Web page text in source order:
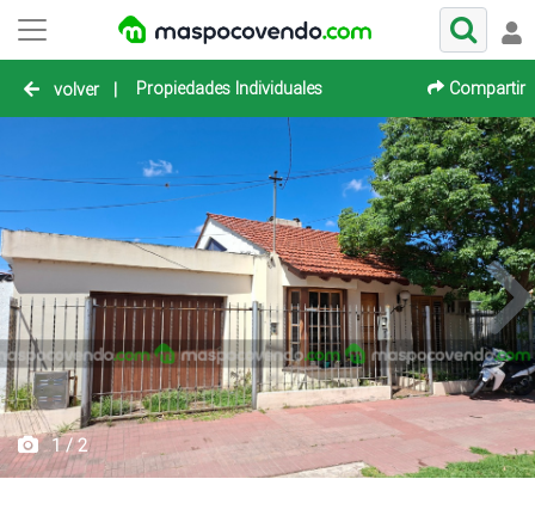
volver | Propiedades Individuales Compartir
1 / 2